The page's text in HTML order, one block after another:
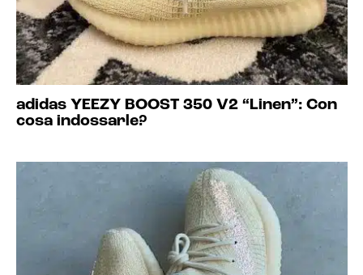
adidas YEEZY BOOST 350 V2 “Linen”: Con
cosa indossarle?